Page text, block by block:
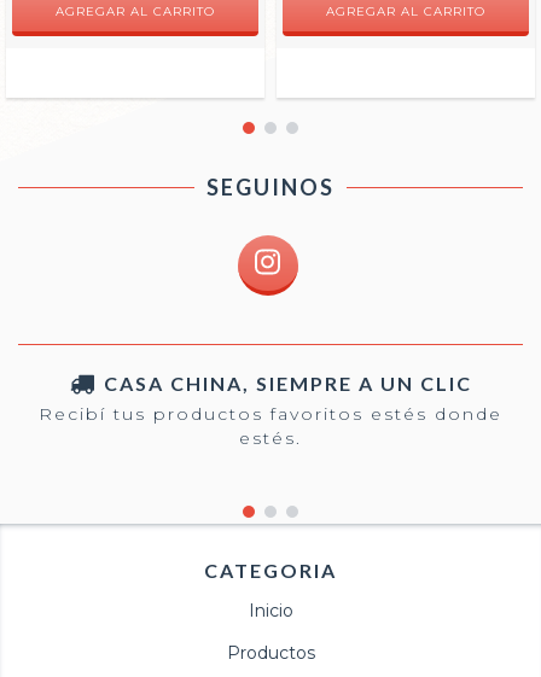
SEGUINOS
CASA CHINA, SIEMPRE A UN CLIC
Recibí tus productos favoritos estés donde
estés.
CATEGORIA
Inicio
Productos